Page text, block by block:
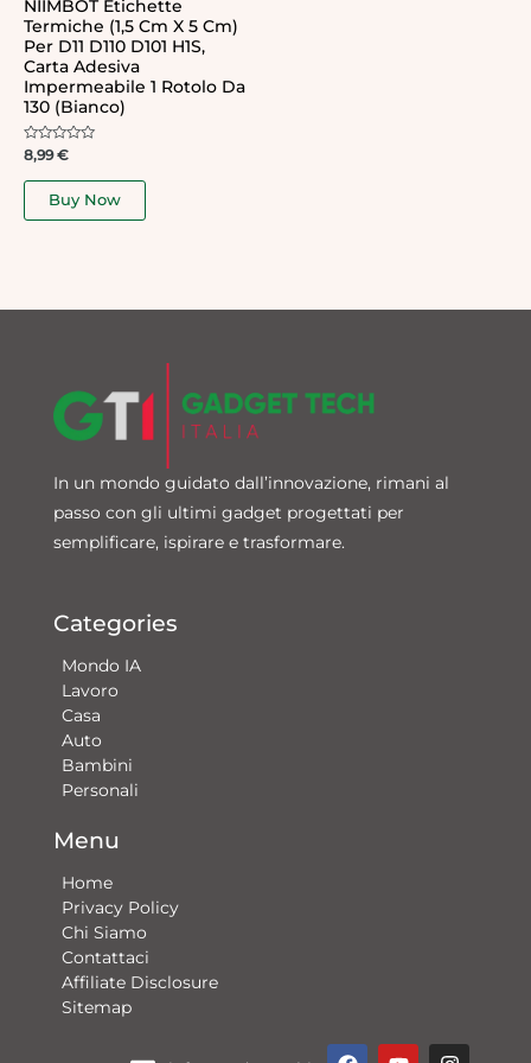
NIIMBOT Etichette
Termiche (1,5 Cm X 5 Cm)
Per D11 D110 D101 H1S,
Carta Adesiva
Impermeabile 1 Rotolo Da
130 (bianco)
Rated
out
8,99€
Buy Now
In un mondo guidato dall’innovazione, rimani al
passo con gli ultimi gadget progettati per
semplificare, ispirare e trasformare.
Categories
Mondo IA
Lavoro
Casa
Auto
Bambini
Personali
Menu
Home
Privacy Policy
Chi Siamo
Contattaci​
Affiliate Disclosure
Sitemap
F
Y
I
G